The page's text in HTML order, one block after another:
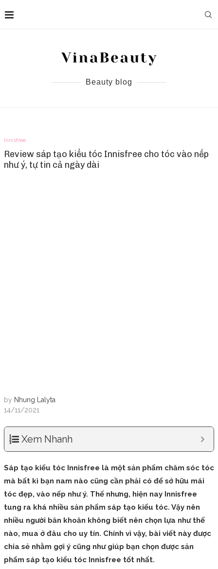
Beauty blog
Innisfree
Review sáp tạo kiểu tóc Innisfree cho tóc vào nếp
như ý, tự tin cả ngày dài
by Nhung Lalyta
14/11/2021
Xem Nhanh
Sáp tạo kiểu tóc Innisfree là một sản phẩm chăm sóc tóc
mà bất kì bạn nam nào cũng cần phải có để sở hữu mái
tóc đẹp, vào nếp như ý. Thế nhưng, hiện nay Innisfree
tung ra khá nhiều sản phẩm sáp tạo kiểu tóc. Vậy nên
nhiều người băn khoăn không biết nên chọn lựa như thế
nào, mua ở đâu cho uy tín. Chính vì vậy, bài viết này được
chia sẻ nhằm gợi ý cũng như giúp bạn chọn được sản
phẩm sáp tạo kiểu tóc Innisfree tốt nhất.